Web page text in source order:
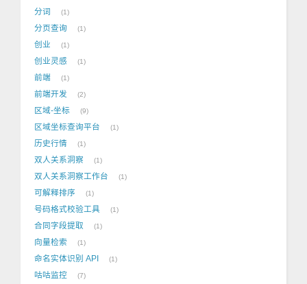
分词 1
分页查询 1
创业 1
创业灵感 1
前端 1
前端开发 2
区域-坐标 9
区域坐标查询平台 1
历史行情 1
双人关系洞察 1
双人关系洞察工作台 1
可解释排序 1
号码格式校验工具 1
合同字段提取 1
向量检索 1
命名实体识别 API 1
咕咕监控 7